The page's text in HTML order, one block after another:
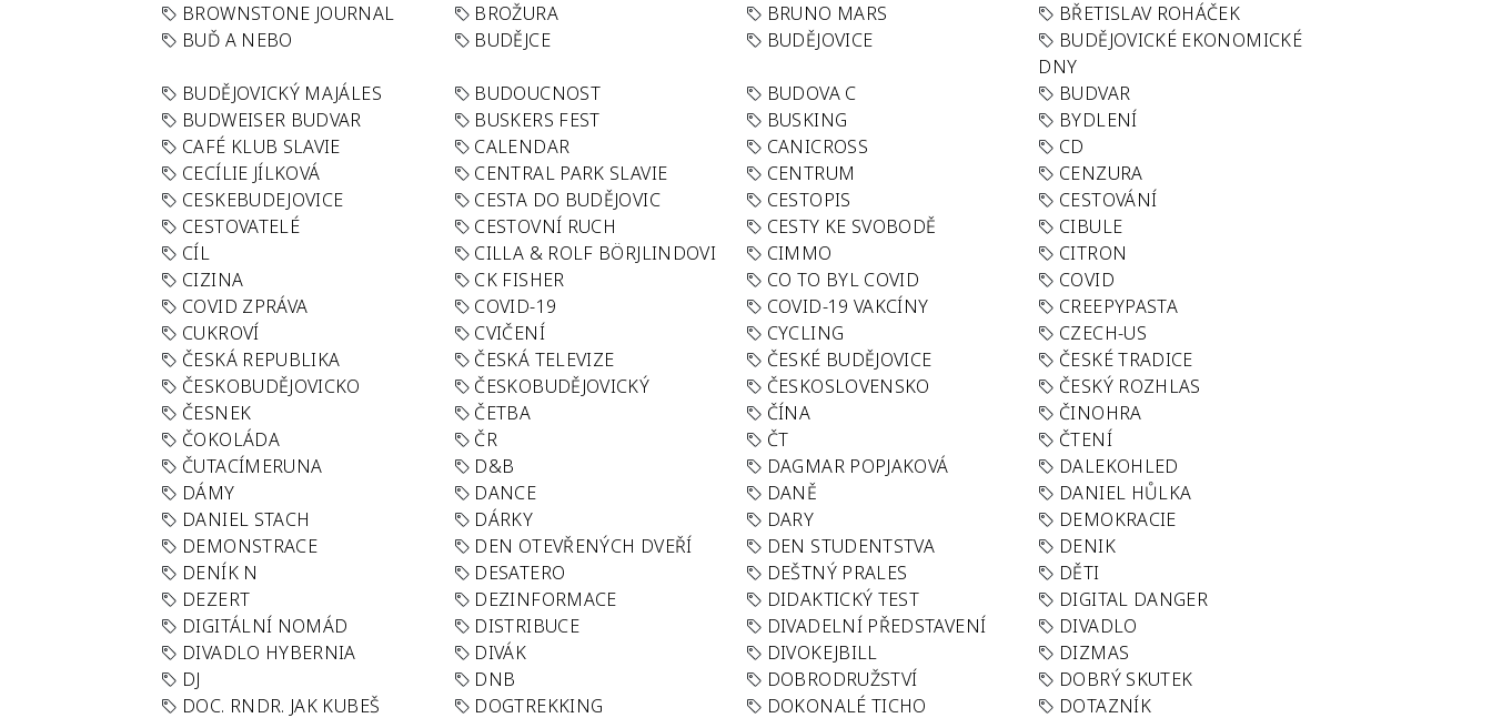
BROWNSTONE JOURNAL
BROŽURA BRUNO MARS
BŘETISLAV ROHÁČEK
BUĎ A NEBO
BUDĚJCE BUDĚJOVICE
BUDĚJOVICKÉ EKONOMICKÉ
DNY
BUDĚJOVICKÝ MAJÁLES
BUDOUCNOST BUDOVA C
BUDVAR
BUDWEISER BUDVAR
BUSKERS FEST BUSKING
BYDLENÍ
CAFÉ KLUB SLAVIE
CALENDAR CANICROSS
CD
CECÍLIE JÍLKOVÁ
CENTRAL PARK SLAVIE CENTRUM
CENZURA
CESKEBUDEJOVICE
CESTA DO BUDĚJOVIC CESTOPIS
CESTOVÁNÍ
CESTOVATELÉ
CESTOVNÍ RUCH CESTY KE SVOBODĚ
CIBULE
CÍL
CILLA & ROLF BÖRJLINDOVI CIMMO
CITRON
CIZINA
CK FISHER CO TO BYL COVID
COVID
COVID ZPRÁVA
COVID-19 COVID-19 VAKCÍNY
CREEPYPASTA
CUKROVÍ
CVIČENÍ CYCLING
CZECH-US
ČESKÁ REPUBLIKA
ČESKÁ TELEVIZE ČESKÉ BUDĚJOVICE
ČESKÉ TRADICE
ČESKOBUDĚJOVICKO
ČESKOBUDĚJOVICKÝ ČESKOSLOVENSKO
ČESKÝ ROZHLAS
ČESNEK
ČETBA ČÍNA
ČINOHRA
ČOKOLÁDA
ČR ČT
ČTENÍ
ČUTACÍMERUNA
D&B DAGMAR POPJAKOVÁ
DALEKOHLED
DÁMY
DANCE DANĚ
DANIEL HŮLKA
DANIEL STACH
DÁRKY DARY
DEMOKRACIE
DEMONSTRACE
DEN OTEVŘENÝCH DVEŘÍ DEN STUDENTSTVA
DENIK
DENÍK N
DESATERO DEŠTNÝ PRALES
DĚTI
DEZERT
DEZINFORMACE DIDAKTICKÝ TEST
DIGITAL DANGER
DIGITÁLNÍ NOMÁD
DISTRIBUCE DIVADELNÍ PŘEDSTAVENÍ
DIVADLO
DIVADLO HYBERNIA
DIVÁK DIVOKEJBILL
DIZMAS
DJ
DNB DOBRODRUŽSTVÍ
DOBRÝ SKUTEK
DOC. RNDR. JAK KUBEŠ
DOGTREKKING DOKONALÉ TICHO
DOTAZNÍK